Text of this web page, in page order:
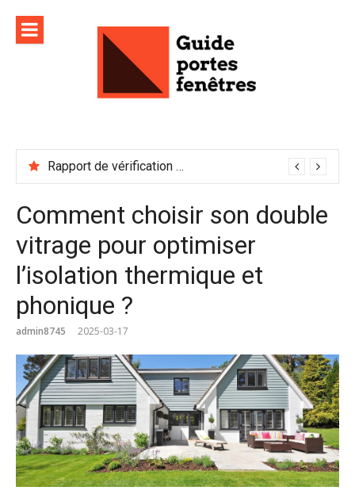
contenu
Rapport de vérification sécurité : à conserver précieusement
Comment choisir son double
vitrage pour optimiser
l’isolation thermique et
phonique ?
admin8745 2025-03-17